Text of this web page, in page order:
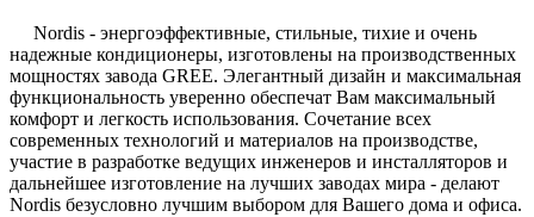
Nordis - энергоэффективные, стильные, тихие и очень
надежные кондиционеры, изготовлены на производственных
мощностях завода GREE. Элегантный дизайн и максимальная
функциональность уверенно обеспечат Вам максимальный
комфорт и легкость использования. Сочетание всех
современных технологий и материалов на производстве,
участие в разработке ведущих инженеров и инсталляторов и
дальнейшее изготовление на лучших заводах мира - делают
Nordis безусловно лучшим выбором для Вашего дома и офиса.